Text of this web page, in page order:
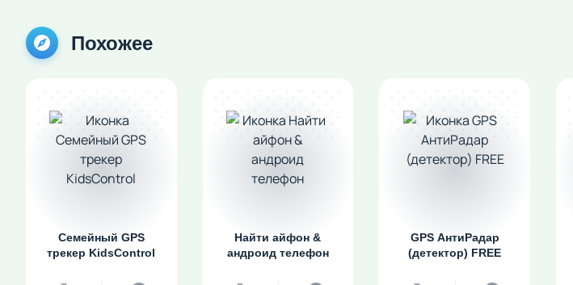
Похожее
Cемейный GPS
трекер KidsControl
Найти айфон &
андроид телефон
GPS АнтиРадар
(детектор) FREE